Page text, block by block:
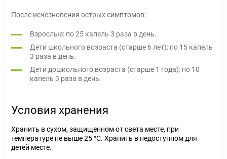
После исчезновения острых симптомов:
Взрослые: по 25 капель 3 раза в день.
Дети школьного возраста (старше 6 лет): по 15 капель
3 раза в день.
Дети дошкольного возраста (старше 1 года): по 10
капель 3 раза в день.
Условия хранения
Хранить в сухом, защищенном от света месте, при
температуре не выше 25 °С. Хранить в недоступном для
детей месте.